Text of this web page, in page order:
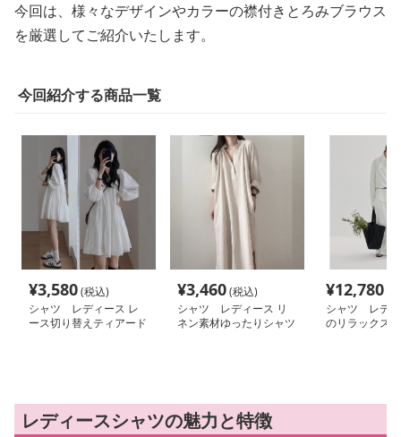
今回は、様々なデザインやカラーの襟付きとろみブラウス
を厳選してご紹介いたします。
今回紹介する商品一覧
¥3,580(税込)
シャツ レディース レ
ース切り替えティアード
¥3,460(税込)
シャツ レディース リ
ネン素材ゆったりシャツ
¥12,780
シャツ レデ
のリラックス
レディースシャツの魅力と特徴